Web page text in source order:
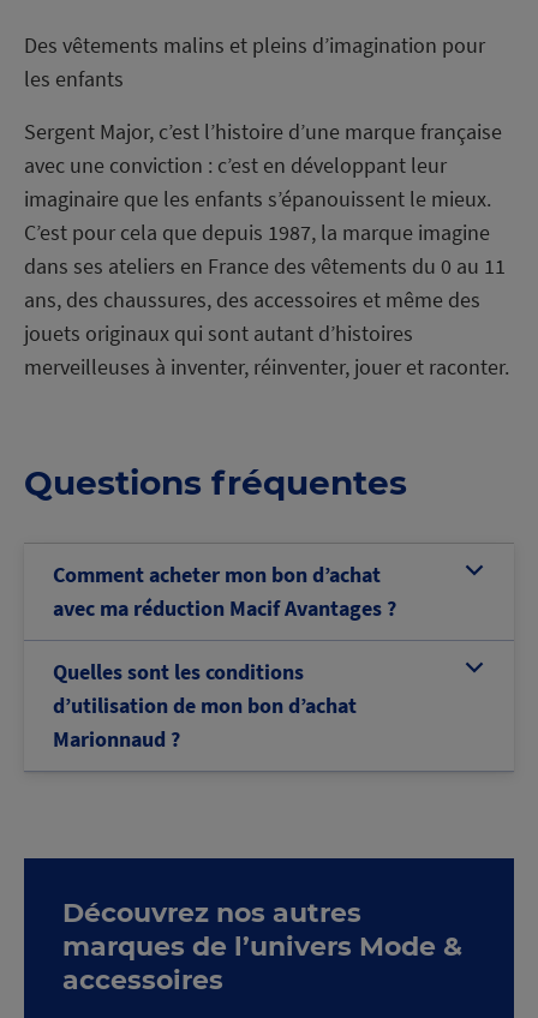
Des vêtements malins et pleins d’imagination pour
les enfants
Sergent Major, c’est l’histoire d’une marque française
avec une conviction : c’est en développant leur
imaginaire que les enfants s’épanouissent le mieux.
C’est pour cela que depuis 1987, la marque imagine
dans ses ateliers en France des vêtements du 0 au 11
ans, des chaussures, des accessoires et même des
jouets originaux qui sont autant d’histoires
merveilleuses à inventer, réinventer, jouer et raconter.
Questions fréquentes
b
Comment acheter mon bon d’achat
avec ma réduction Macif Avantages ?
b
Quelles sont les conditions
d’utilisation de mon bon d’achat
Marionnaud ?
Découvrez nos autres
marques de l’univers Mode &
accessoires